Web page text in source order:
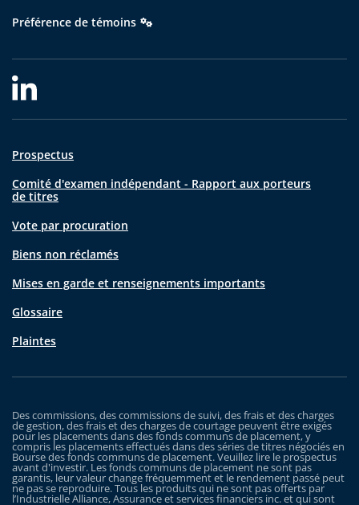
Préférence de témoins
Prospectus
Comité d'examen indépendant - Rapport aux porteurs
de titres
Vote par procuration
Biens non réclamés
Mises en garde et renseignements importants
Glossaire
Plaintes
Des commissions, des commissions de suivi, des frais et des charges
de gestion, des frais et des charges de courtage peuvent être exigés
pour les placements dans des fonds communs de placement, y
compris les placements effectués dans des séries de titres négociés en
Bourse des fonds communs de placement. Veuillez lire le prospectus
avant d'investir. Les fonds communs de placement ne sont pas
garantis, leur valeur change fréquemment et le rendement passé peut
ne pas se reproduire. Tous les produits qui ne sont pas offerts par
l’Industrielle Alliance, Assurance et services financiers inc. et qui sont